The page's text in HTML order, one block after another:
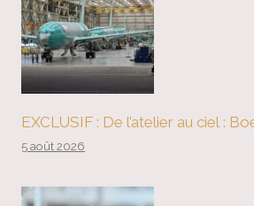
EXCLUSIF : De l’atelier au ciel :
5 août 2026